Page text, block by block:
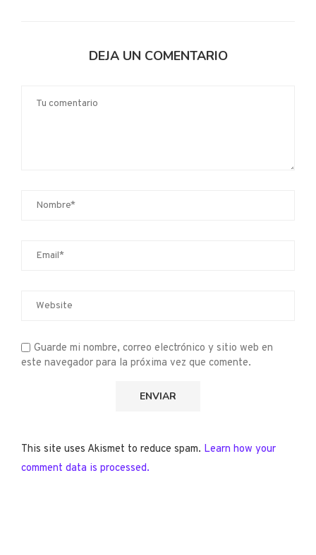
DEJA UN COMENTARIO
Guarde mi nombre, correo electrónico y sitio web en
este navegador para la próxima vez que comente.
This site uses Akismet to reduce spam. Learn how your
comment data is processed.